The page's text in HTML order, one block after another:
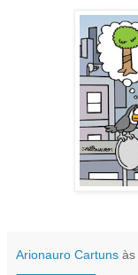
Arionauro Cartuns às